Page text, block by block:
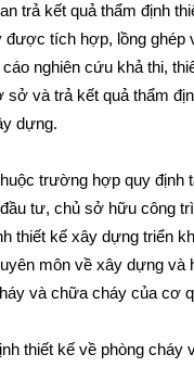
trả kết quả thẩm định
tích hợp, lồng ghép
cáo nghiên cứu khả thi,
sở và trả kết quả thẩm
dựng.
trường hợp quy định
tư, chủ sở hữu công
thiết kế xây dựng triển
môn về xây dựng và
và chữa cháy của cơ
thiết kế về phòng cháy